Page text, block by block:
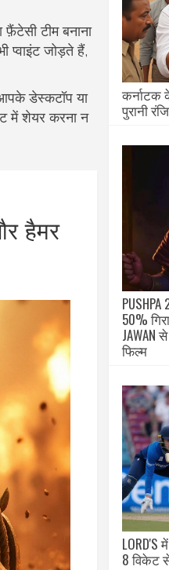
टीम बनाना
प्वाइंट जोड़ते हैं,
डेस्कटॉप या
में शेयर करना न
हैमर
कर्नाटक
पुरानी
PUSHPA
50%
JAWAN
फिल्म
LORD'S
8 विकेट से